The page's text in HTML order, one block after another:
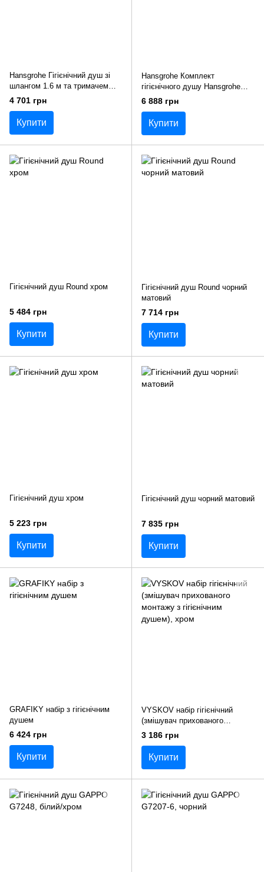
Hansgrohe Гігієнічний душ зі
шлангом 1.6 м та тримачем
Chrome (32128000)
4 701 грн
Купити
Hansgrohe Комплект
гігієнічного душу Hansgrohe
Logis S лійка хромована
20200005
6 888 грн
Купити
Гігієнічний душ Round хром
5 484 грн
Купити
Гігієнічний душ Round чорний
матовий
7 714 грн
Купити
Гігієнічний душ хром
5 223 грн
Купити
Гігієнічний душ чорний матовий
7 835 грн
Купити
GRAFIKY набір з гігієнічним
душем
6 424 грн
Купити
VYSKOV набір гігієнічний
(змішувач прихованого
монтажу з гігієнічним душем),
3 186 грн
Купити